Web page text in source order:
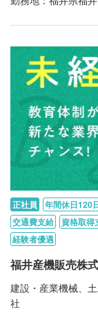
正社員 年間休日120
交通費支給
資格取得
経験者優遇
福井産機販売株
建設・産業機械、
社